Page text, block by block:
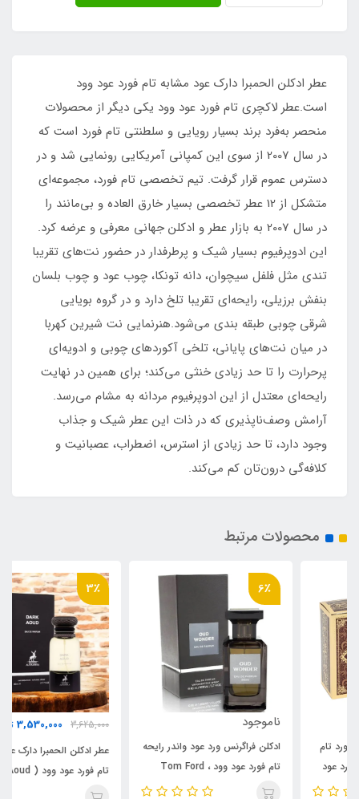
عطر ادکلن الحمبرا دارک عود مشابه تام فورد عود وود
است.عطر لاکچری تام فورد عود وود یکی دیگر از محصولات
منحصر به‌فرد برند بسیار رویایی و سلطنتی تام فورد است که
در سال 2007 از سوی این کمپانی آمریکایی رونمایی شد و در
دسترس عموم قرار گرفت. تیم تخصصی تام فورد، مجموعه‌ای
متشکل از 12 عطر تخصصی بسیار خارق العاده و بی‌مانند را
در سال 2007 به بازار عطر و ادکلن جهانی معرفی و عرضه کرد.
این ادوپرفیوم بسیار شیک و پرطرفدار در حضور نت‌های تقریبا
تندی مثل فلفل سیچوان، دانه تونکا، چوب عود و چوب بلسان
بنفش برزیلی، رایحه‌ای تقریبا تلخ دارد و در گروه بویایی
شرقی چوبی طبقه بندی می‌شود.هنرنمایی نت شیرین کهربا
در میان نت‌های پایانی، تلخی آکوردهای چوبی و ادویه‌ای
پرحرارت را تا حد زیادی خنثی می‌کند؛ برای همین در نهایت
رایحه‌ای معتدل از این ادوپرفیوم مردانه به مشام می‌رسد.
آرامش وصف‌ناپذیری که در ذات این عطر شیک و جذاب
وجود دارد، تا حد زیادی از استرس، اضطراب، عصبانیت و
کلافه‌گی درون‌تان کم می‌کند.
محصولات مرتبط
ادکلن فراگرنس ورد عود واندر رایحه
تام فورد عود وود ، Tom Ford
Oud Wood(Oud Wonder)
3,530,000
تومان
عطر ادکلن الحمبرا دارک عود مشابه
تام فورد عود وود ( Dark Aoud)
Tom Ford Oud Wood